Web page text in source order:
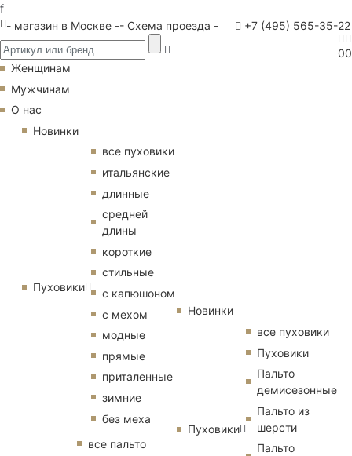
f
- магазин в Москве -- Схема проезда - +7 (495) 565-35-22
00
Женщинам
Мужчинам
О нас
Новинки
Пуховики
все пуховики
итальянские
длинные
средней
длины
короткие
стильные
с капюшоном
с мехом
модные
прямые
приталенные
зимние
без меха
все пальто
Новинки
Пуховики
все пуховики
Пуховики
Пальто
демисезонные
Пальто из
шерсти
Пальто